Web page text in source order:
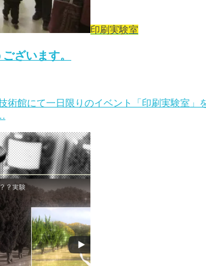
印刷実験室
ざいます。
術館にて一日限りのイベント「印刷実験室